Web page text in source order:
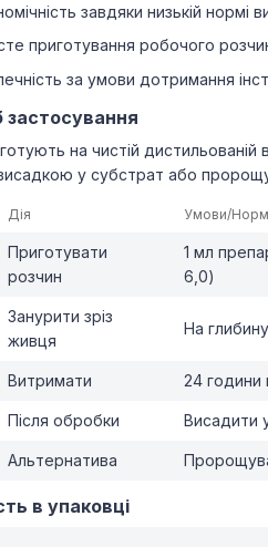
завдяки низькій нормі
приготування робочого
за умови дотримання
застосування
на чистій
у субстрат або
Дія Умови/
Приготувати
розчин
1 мл
6,0)
Занурити зріз
живця
На
Витримати 24 години
Після обробки Висадити
Альтернатива
в упаковці